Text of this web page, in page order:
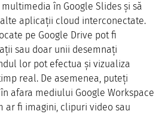
în Google Slides și să
aplicații cloud interconectate.
pe Google Drive pot fi
sau doar unii desemnați
lor pot efectua și vizualiza
real. De asemenea, puteți
afara mediului Google Workspace
ar fi imagini, clipuri video sau